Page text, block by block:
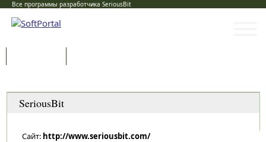
Все программы разработчика SeriousBit
SeriousBit
Сайт: http://www.seriousbit.com/